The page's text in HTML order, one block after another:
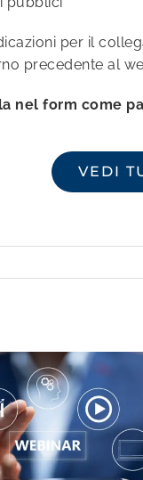
per il
precedente al
nel form come
VEDI